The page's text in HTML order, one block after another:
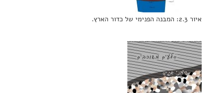
איור 2.3: המבנה הפנימי של כדור הארץ.